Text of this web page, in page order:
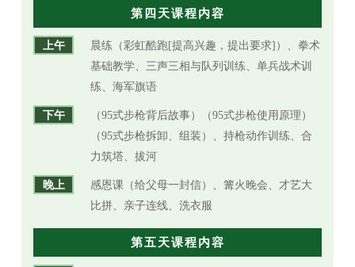
第四天课程内容
上午
晨练（彩虹酷跑[提高兴趣，提出要求]）、拳术
基础教学、三声三相与队列训练、单兵战术训
练、海军旗语
下午
（95式步枪背后故事）（95式步枪使用原理）
（95式步枪拆卸、组装）、持枪动作训练、合
力筑塔、拔河
晚上
感恩课（给父母一封信）、篝火晚会、才艺大
比拼、亲子连线、洗衣服
第五天课程内容